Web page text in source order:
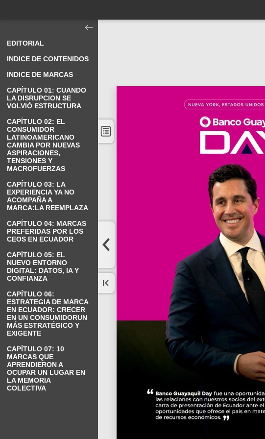
EDITORIAL
INDICE DE CONTENIDOS
INDICE DE MARCAS
CAPÍTULO 01: CUANDO
LA DISRUPCION SE
VOLVIÓ ESTRUCTURA
CAPÍTULO 02: EL
CONSUMIDOR
LATINOAMERICANO
CAMBIA POR NUEVAS
ASPIRACIONES,
TENSIONES Y
MACROFUERZAS
CAPÍTULO 03: LA
EXPERIENCIA YA NO
ACOMPAÑA A
MARCA:LA REEMPLAZA
CAPÍTULO 04: MARCAS
PREFERIDAS POR LOS
CEOS EN ECUADOR
CAPÍTULO 05: EL
NUEVO ENTORNO
DIGITAL: DATOS, IA Y
CONFIANZA
CAPÍTULO 06:
ESTRATEGIA DE MARCA
EN ECUADOR: CRECER
EN UN CONSUMIDORUN
MÁS ESTRATÉGICO Y
EXIGENTE
CAPÍTULO 07: 10
MARCAS QUE
APRENDIERON A
OCUPAR UN LUGAR EN
LA MEMORIA
COLECTIVA